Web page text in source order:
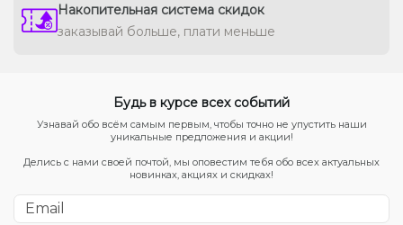
Накопительная система скидок
заказывай больше, плати меньше
Будь в курсе всех событий
Узнавай обо всём самым первым, чтобы точно не упустить наши
уникальные предложения и акции!
Делись с нами своей почтой, мы оповестим тебя обо всех актуальных
новинках, акциях и скидках!